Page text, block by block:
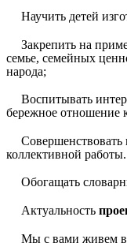
Научить детей
Закрепить на
семье, семейных
народа;
Воспитывать
бережное отношение
Совершенствовать
коллективной работы.
Обогащать
Актуальность
Мы с вами живем в